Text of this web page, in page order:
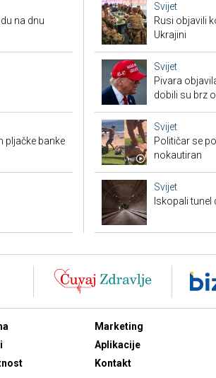
na dnu
pljačke banke
Svijet
Rusi objavili
Ukrajini
Svijet
Pivara
dobili su brz
Svijet
Političar se
nokautiran
Svijet
Iskopali
Marketing
Aplikacije
Kontakt